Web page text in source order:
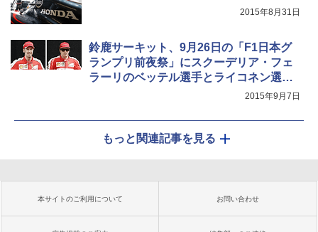
2015年8月31日
鈴鹿サーキット、9月26日の「F1日本グ
ランプリ前夜祭」にスクーデリア・フェ
ラーリのベッテル選手とライコネン選手
2015年9月7日
もっと関連記事を見る
本サイトのご利用について お問い合わせ